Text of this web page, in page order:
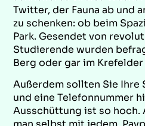
Twitter, der Fauna ab und
zu schenken: ob beim
Park. Gesendet von
Studierende wurden
Berg oder gar im Krefelder
Außerdem sollten Sie Ihre
und eine Telefonnummer
Ausschüttung ist so hoch.